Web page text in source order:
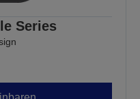
Series